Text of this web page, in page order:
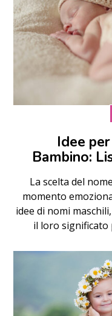
Idee
Bambino:
La scelta del
momento
idee di nomi
il loro significato